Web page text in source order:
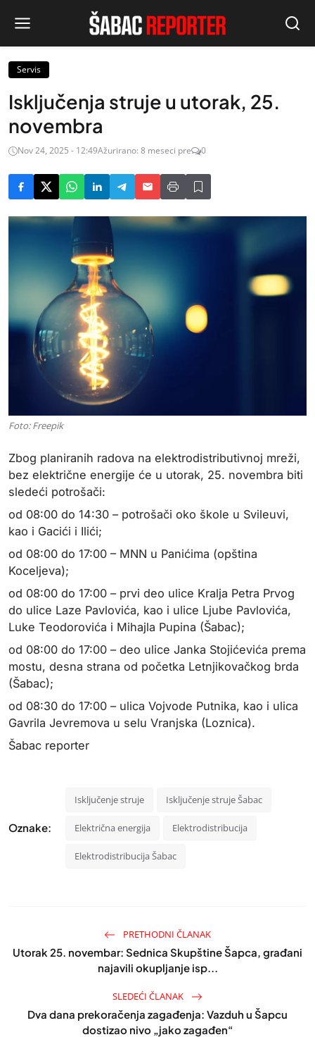
Servis
Isključenja struje u utorak, 25.
novembra
Nov 24, 2025 - 12:49Ažurirano: 8 meseci pre 0
Foto: Freepik
Zbog planiranih radova na elektrodistributivnoj mreži,
bez električne energije će u utorak, 25. novembra biti
sledeći potrošači:
od 08:00 do 14:30 – potrošači oko škole u Svileuvi,
kao i Gacići i Ilići;
od 08:00 do 17:00 – MNN u Panićima (opština
Koceljeva);
od 08:00 do 17:00 – prvi deo ulice Kralja Petra Prvog
do ulice Laze Pavlovića, kao i ulice Ljube Pavlovića,
Luke Teodorovića i Mihajla Pupina (Šabac);
od 08:00 do 17:00 – deo ulice Janka Stojićevića prema
mostu, desna strana od početka Letnjikovačkog brda
(Šabac);
od 08:30 do 17:00 – ulica Vojvode Putnika, kao i ulica
Gavrila Jevremova u selu Vranjska (Loznica).
Šabac reporter
Oznake:
Isključenje struje Isključenje struje Šabac
Električna energija Elektrodistribucija
Elektrodistribucija Šabac
PRETHODNI ČLANAK
Utorak 25. novembar: Sednica Skupštine Šapca, građani
najavili okupljanje isp...
SLEDEĆI ČLANAK
Dva dana prekoračenja zagađenja: Vazduh u Šapcu
dostizao nivo „jako zagađen“